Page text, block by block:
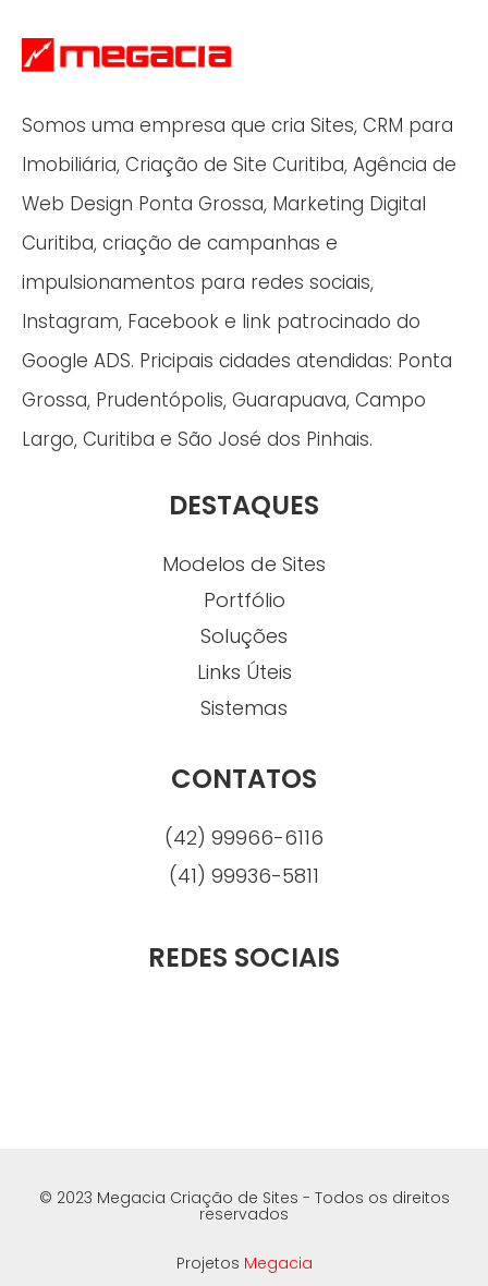
Somos uma empresa que cria Sites, CRM para
Imobiliária, Criação de Site Curitiba, Agência de
Web Design Ponta Grossa, Marketing Digital
Curitiba, criação de campanhas e
impulsionamentos para redes sociais,
Instagram, Facebook e link patrocinado do
Google ADS. Pricipais cidades atendidas: Ponta
Grossa, Prudentópolis, Guarapuava, Campo
Largo, Curitiba e São José dos Pinhais.
DESTAQUES
Modelos de Sites
Portfólio
Soluções
Links Úteis
Sistemas
CONTATOS
(42) 99966-6116
(41) 99936-5811
REDES SOCIAIS
© 2023 Megacia Criação de Sites - Todos os direitos
reservados
Projetos Megacia